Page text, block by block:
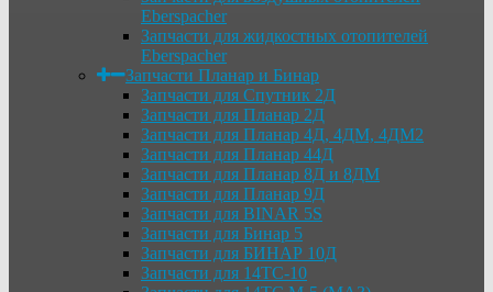
Eberspacher
Запчасти для жидкостных отопителей
Eberspacher
Запчасти Планар и Бинар
Запчасти для Спутник 2Д
Запчасти для Планар 2Д
Запчасти для Планар 4Д, 4ДМ, 4ДМ2
Запчасти для Планар 44Д
Запчасти для Планар 8Д и 8ДМ
Запчасти для Планар 9Д
Запчасти для BINAR 5S
Запчасти для Бинар 5
Запчасти для БИНАР 10Д
Запчасти для 14ТС-10